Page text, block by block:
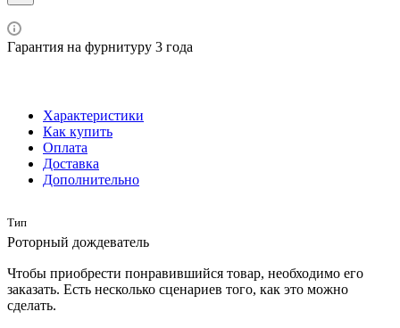
Гарантия на фурнитуру 3 года
Характеристики
Как купить
Оплата
Доставка
Дополнительно
Тип
Роторный дождеватель
Чтобы приобрести понравившийся товар, необходимо его
заказать. Есть несколько сценариев того, как это можно
сделать.